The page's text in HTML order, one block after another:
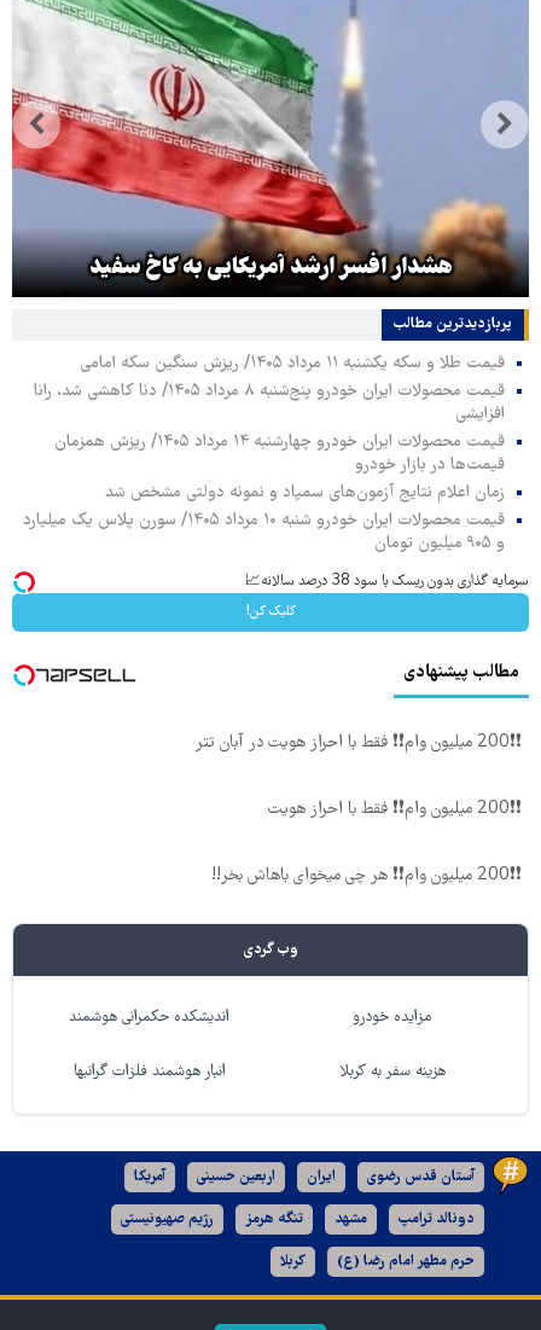
هشدار افسر ارشد آمریکایی به کاخ سفید
پربازدیدترین‌ مطالب
قیمت طلا و سکه یکشنبه ۱۱ مرداد ۱۴۰۵/ ریزش سنگین سکه امامی
قیمت محصولات ایران خودرو پنج‌شنبه ۸ مرداد ۱۴۰۵/ دنا کاهشی شد، رانا
افزایشی
قیمت محصولات ایران خودرو چهارشنبه ۱۴ مرداد ۱۴۰۵/ ریزش همزمان
قیمت‌ها در بازار خودرو
زمان اعلام نتایج آزمون‌های سمپاد و نمونه دولتی مشخص شد
قیمت محصولات ایران خودرو شنبه ۱۰ مرداد ۱۴۰۵/ سورن پلاس یک میلیارد
و ۹۰۵ میلیون تومان
سرمایه گذاری بدون ریسک با سود 38 درصد سالانه📈
کلیک کن!
مطالب پیشنهادی
❗❗200 میلیون وام❗❗ فقط با احراز هویت در آبان تتر
❗❗200 میلیون وام❗❗ فقط با احراز هویت
❗❗200 میلیون وام❗❗ هر چی میخوای باهاش بخر!!
وب گردی
مزایده خودرو اندیشکده حکمرانی هوشمند
هزینه سفر به کربلا انبار هوشمند فلزات گرانبها
آستان قدس رضوی ایران اربعین حسینی آمریکا
دونالد ترامپ مشهد تنگه هرمز رژیم صهیونیستی
حرم مطهر امام رضا (ع) کربلا